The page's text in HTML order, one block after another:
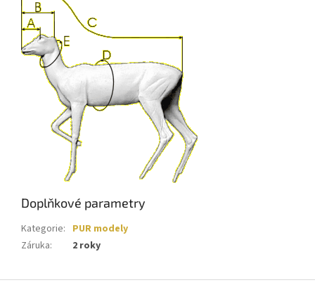
Doplňkové parametry
Kategorie: PUR modely
Záruka: 2 roky